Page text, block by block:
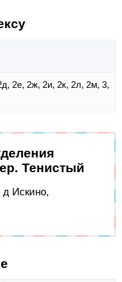
2е, 2ж, 2и, 2к, 2л, 2м, 3,
Тенистый
д Искино,